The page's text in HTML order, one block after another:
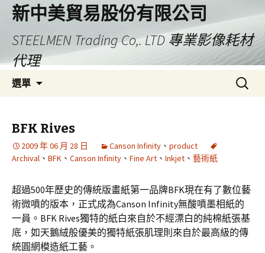
新中美貿易股份有限公司
STEELMEN Trading Co,. LTD 專業影像耗材
代理
選單
要
內
容
搜
BFK Rives
2009 年 06 月 28 日 Canson Infinity 、 product
Archival 、 BFK 、 Canson Infinity 、 Fine Art 、 Inkjet 、 藝術紙
超過500年歷史的傳統版畫紙第一品牌BFK現在有了數位藝
術微噴的版本，正式成為Canson Infinity無酸噴墨相紙的
一員。BFK Rives獨特的紙白來自於不經漂白的純棉紙張基
底，如天鵝絨般優美的獨特紙張肌理則來自於最高級的傳
統圓網模造紙工藝。